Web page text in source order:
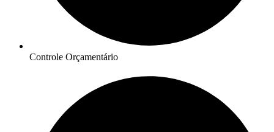
Controle Orçamentário